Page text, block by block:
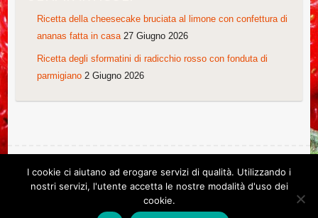
Ricetta della cheesecake bruciata al limone con confettura di
ananas fatta in casa 27 Giugno 2026
Ricetta degli sformatini di radicchio rosso con fonduta di
parmigiano 2 Giugno 2026
Copyright © 2026 Le ricette di Cristina . Tema diColorlibPowered by
Ricette di Cristina. Non copiare grazie!
I cookie ci aiutano ad erogare servizi di qualità. Utilizzando i
nostri servizi, l'utente accetta le nostre modalità d'uso dei
cookie.